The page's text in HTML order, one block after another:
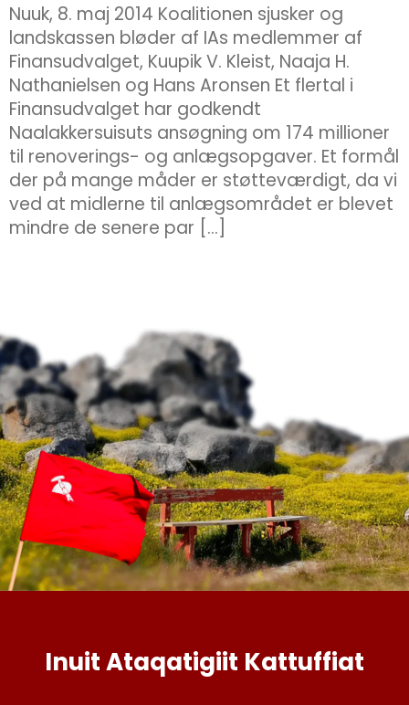
Nuuk, 8. maj 2014 Koalitionen sjusker og
landskassen bløder af IAs medlemmer af
Finansudvalget, Kuupik V. Kleist, Naaja H.
Nathanielsen og Hans Aronsen Et flertal i
Finansudvalget har godkendt
Naalakkersuisuts ansøgning om 174 millioner
til renoverings- og anlægsopgaver. Et formål
der på mange måder er støtteværdigt, da vi
ved at midlerne til anlægsområdet er blevet
mindre de senere par […]
Inuit Ataqatigiit Kattuffiat